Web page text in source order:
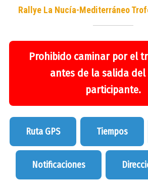
Rallye La Nucía-Mediterráneo
Prohibido caminar por el
antes de la salida
participante.
Ruta GPS Tiempos
Notificaciones